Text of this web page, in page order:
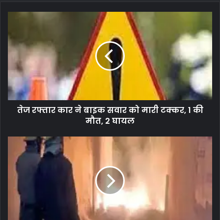
रिटायरमेंट के समय निश्चित पेंशन की कोई गारंटी नहीं है
रिटायरमेंट के समय ग्रेच्युटी का अस्थाई प्रावधान है
सर्विस के दौरान मौत होने पर फैमिली पेंशन मिलती है, लेकिन योजना में जमा
पैसे सरकार जब्त कर लेती है
पेंशन प्राप्ति के लिए NPS फंड से 40 फीसदी पैसा इन्वेस्ट करना होता है
तेज रफ्तार कार ने बाइक सवार को मारी टक्कर, 1 की
मौत, 2 घायल